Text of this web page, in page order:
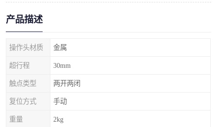
产品描述
操作头材质 金属
超行程 30mm
触点类型 两开两闭
复位方式 手动
重量 2kg